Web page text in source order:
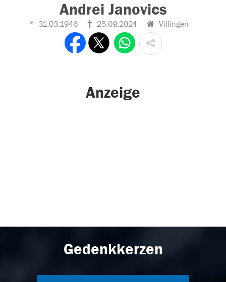
Andrei Janovics
31.03.1946 25.09.2024 Villingen
Anzeige
Gedenkkerzen